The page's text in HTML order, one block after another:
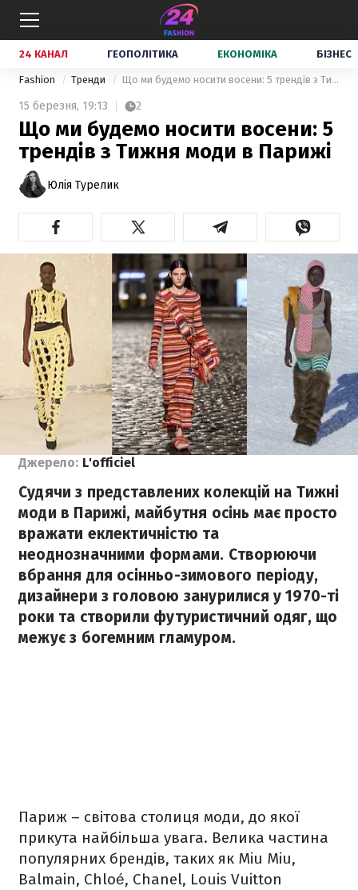
24 КАНАЛ ГЕОПОЛІТИКА ЕКОНОМІКА БІЗНЕС
Fashion Тренди Що ми будемо носити восени: 5 трендів з Тижня моди в Парижі
15 березня, 19:13 2
Що ми будемо носити восени: 5
трендів з Тижня моди в Парижі
Юлія Турелик
Джерело: L'officiel
Судячи з представлених колекцій на Тижні
моди в Парижі, майбутня осінь має просто
вражати еклектичністю та
неоднозначними формами. Створюючи
вбрання для осінньо-зимового періоду,
дизайнери з головою занурилися у 1970-ті
роки та створили футуристичний одяг, що
межує з богемним гламуром.
Париж – світова столиця моди, до якої
прикута найбільша увага. Велика частина
популярних брендів, таких як Miu Miu,
Balmain, Chloé, Chanel, Louis Vuitton